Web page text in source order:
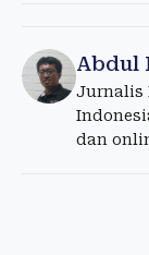
Abdul
Jurnalis
dan